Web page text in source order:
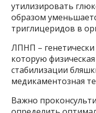
утилизировать
образом
триглицеридов в
ЛПНП –
которую
стабилизации
медикаментозная
Важно